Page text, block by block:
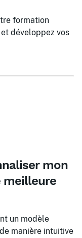
formation
et développez vos
mon
meilleure
un modèle
manière intuitive